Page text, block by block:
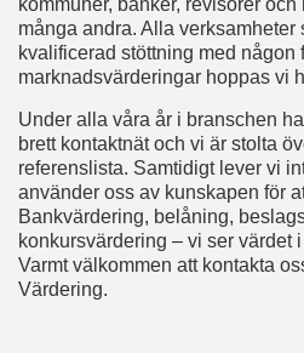
kommuner, banker, revisorer
många andra. Alla verksamheter
kvalificerad stöttning med någon
marknadsvärderingar hoppas vi
Under alla våra år i branschen
brett kontaktnät och vi är stolta
referenslista. Samtidigt lever vi
använder oss av kunskapen för
Bankvärdering, belåning,
konkursvärdering – vi ser värdet
Varmt välkommen att kontakta
Värdering.